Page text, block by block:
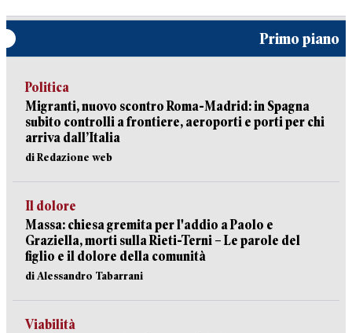
Primo piano
Politica
Migranti, nuovo scontro Roma-Madrid: in Spagna
subito controlli a frontiere, aeroporti e porti per chi
arriva dall’Italia
di Redazione web
Il dolore
Massa: chiesa gremita per l'addio a Paolo e
Graziella, morti sulla Rieti-Terni – Le parole del
figlio e il dolore della comunità
di Alessandro Tabarrani
Viabilità